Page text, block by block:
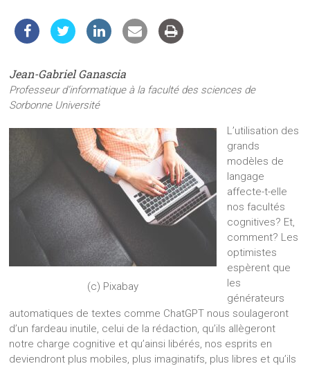
Jean-Gabriel Ganascia
Professeur d’informatique à la faculté des sciences de
Sorbonne Université
(c) Pixabay
L’utilisation des
grands
modèles de
langage
affecte-t-elle
nos facultés
cognitives? Et,
comment? Les
optimistes
espèrent que
les
générateurs
automatiques de textes comme ChatGPT nous soulageront
d’un fardeau inutile, celui de la rédaction, qu’ils allègeront
notre charge cognitive et qu’ainsi libérés, nos esprits en
deviendront plus mobiles, plus imaginatifs, plus libres et qu’ils